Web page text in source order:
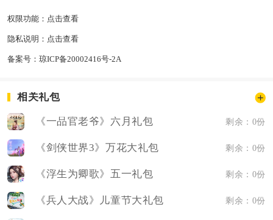
权限功能： 点击查看
隐私说明： 点击查看
备案号： 琼ICP备20002416号-2A
相关礼包
《一品官老爷》六月礼包 剩余：0份
《剑侠世界3》万花大礼包 剩余：0份
《浮生为卿歌》五一礼包 剩余：0份
《兵人大战》儿童节大礼包 剩余：0份